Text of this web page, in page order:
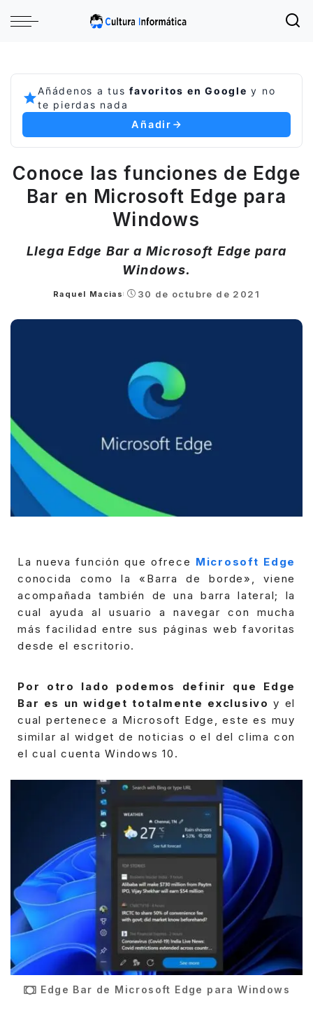
Añádenos a tusfavoritos en Google y no
te pierdas nada
Añadir
Conoce las funciones de Edge
Bar en Microsoft Edge para
Windows
Llega Edge Bar a Microsoft Edge para
Windows.
Posted
Raquel Macias 30 de octubre de 2021
La nueva función que ofrece Microsoft Edge
conocida como la «Barra de borde», viene
acompañada también de una barra lateral; la
cual ayuda al usuario a navegar con mucha
más facilidad entre sus páginas web favoritas
desde el escritorio.
Por otro lado podemos definir que Edge
Bar es un widget totalmente exclusivo y el
cual pertenece a Microsoft Edge, este es muy
similar al widget de noticias o el del clima con
el cual cuenta Windows 10.
Edge Bar de Microsoft Edge para Windows